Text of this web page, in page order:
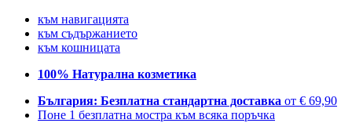
към навигацията
към съдържанието
към кошницата
100% Натурална козметика
България: Безплатна стандартна доставка от € 69,90
Поне 1 безплатна мостра към всяка поръчка